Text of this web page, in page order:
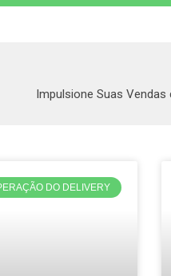
Impulsione Suas
DO DELIVERY